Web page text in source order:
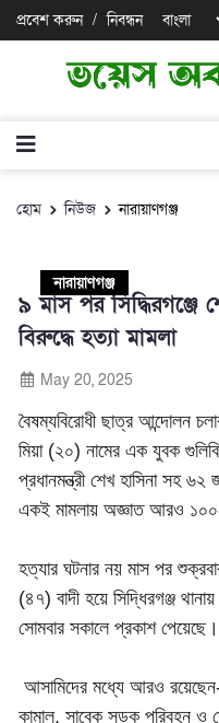
প্রবেশ করুন / নিবন্ধন
হোম নিউজ নারায়াণগঞ্জ
নারায়াণগঞ্জ
৯ মাস পর সিদ্ধিরগঞ্জে
বিরুদ্ধে হত্যা মামলা
May 20, 2025
বৈষম্যবিরোধী ছাত্র আন্দোলন
মিয়া (২০) নামের এক যুবক
প্রধানমন্ত্রী শেখ হাসিনা সহ
একই মামলায় অজ্ঞাত আরও
হত্যার ঘটনার নয় মাস পর
(৪৭) বাদী হয়ে সিদ্ধিরগঞ্জ
সোমবার সকালে প্রকাশ পেয়েছে।
আসামিদের মধ্যে আরও রয়েছেন-
কামাল, সাবেক সড়ক পরিবহন ও